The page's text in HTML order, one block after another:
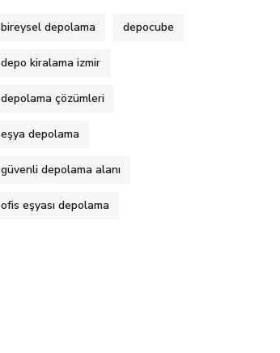
bireysel depolama depocube
depo kiralama izmir
depolama çözümleri
eşya depolama
güvenli depolama alanı
ofis eşyası depolama